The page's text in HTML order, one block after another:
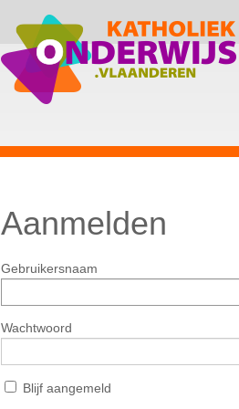
Aanmelden
Gebruikersnaam
Wachtwoord
Blijf aangemeld